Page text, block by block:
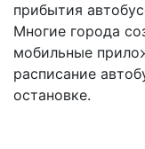
прибытия
Многие города
мобильные
расписание
остановке.